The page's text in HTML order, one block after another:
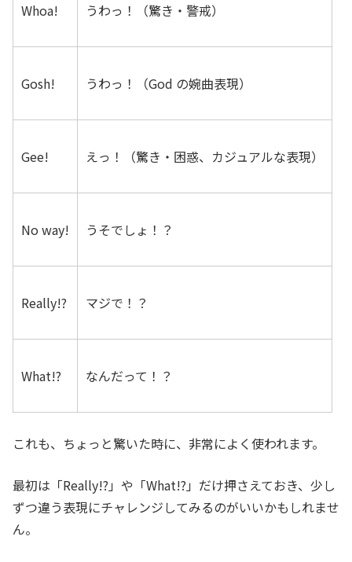
Whoa! うわっ！（驚き・警戒）
Gosh! うわっ！（God の婉曲表現）
Gee! えっ！（驚き・困惑、カジュアルな表現）
No way! うそでしょ！？
Really!? マジで！？
What!? なんだって！？
これも、ちょっと驚いた時に、非常によく使われます。
最初は「Really!?」や「What!?」だけ押さえておき、少し
ずつ違う表現にチャレンジしてみるのがいいかもしれませ
ん。